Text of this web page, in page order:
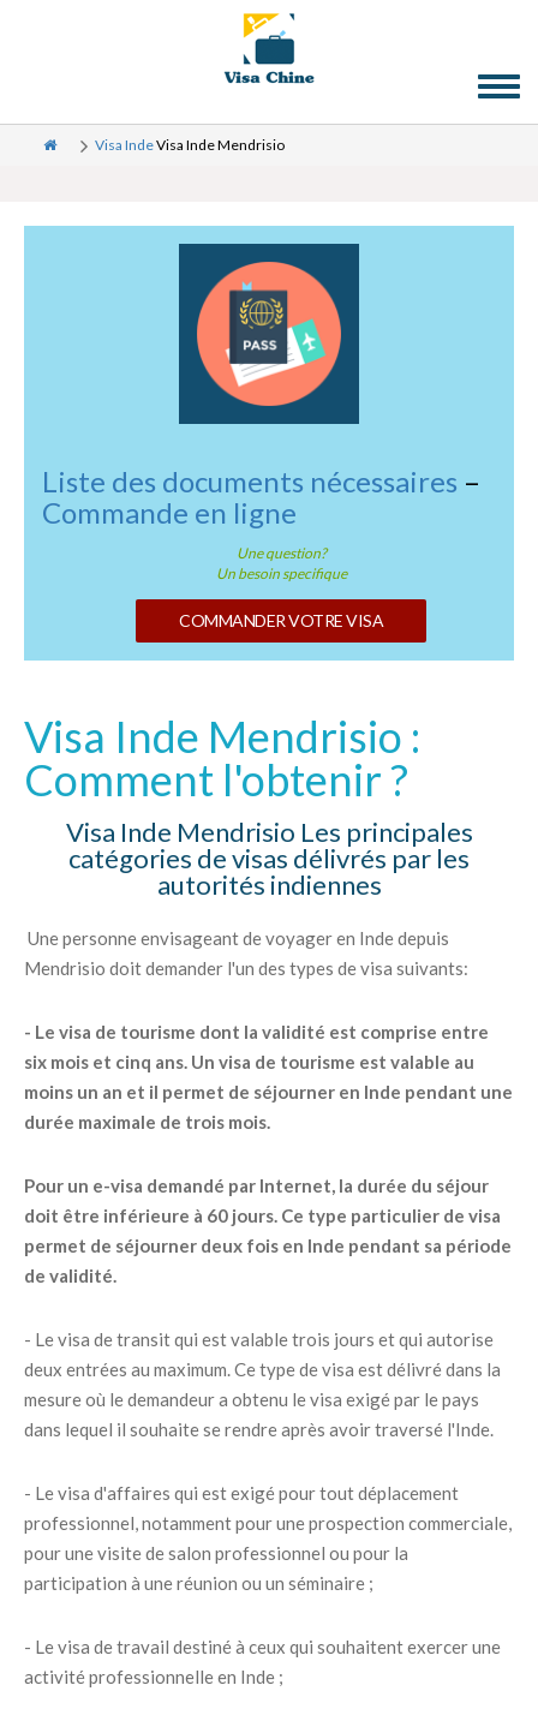
Visa IndeVisa Inde Mendrisio
Liste des documents nécessaires –
Commande en ligne
Une question?
Un besoin specifique
COMMANDER VOTRE VISA
Visa Inde Mendrisio :
Comment l'obtenir ?
Visa Inde Mendrisio Les principales
catégories de visas délivrés par les
autorités indiennes
Une personne envisageant de voyager en Inde depuis
Mendrisio doit demander l'un des types de visa suivants:
- Le visa de tourisme dont la validité est comprise entre
six mois et cinq ans. Un visa de tourisme est valable au
moins un an et il permet de séjourner en Inde pendant une
durée maximale de trois mois.
Pour un e-visa demandé par Internet, la durée du séjour
doit être inférieure à 60 jours. Ce type particulier de visa
permet de séjourner deux fois en Inde pendant sa période
de validité.
- Le visa de transit qui est valable trois jours et qui autorise
deux entrées au maximum. Ce type de visa est délivré dans la
mesure où le demandeur a obtenu le visa exigé par le pays
dans lequel il souhaite se rendre après avoir traversé l'Inde.
- Le visa d'affaires qui est exigé pour tout déplacement
professionnel, notamment pour une prospection commerciale,
pour une visite de salon professionnel ou pour la
participation à une réunion ou un séminaire ;
- Le visa de travail destiné à ceux qui souhaitent exercer une
activité professionnelle en Inde ;